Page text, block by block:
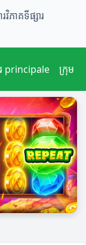
រវិភាគទីផ្សារ
principale ក្រុម